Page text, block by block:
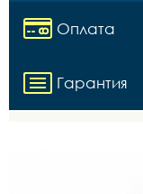
Оплата
Гарантия